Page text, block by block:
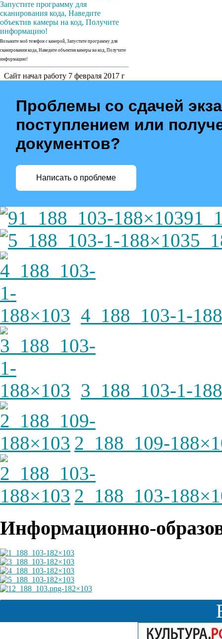
Возьмите моб телефон с камерой, Запустите программу для
сканирования кода, Наведите объектив камеры на код, Получите
информацию!
Сайт начал работу 7 февраля 2017 г
Проблемы со сдачей
поступлением или
документов?
Написать о проблеме
4_188_103-1-
3_188_103-1-
2_188_109-
2_188_103-
Информационно-